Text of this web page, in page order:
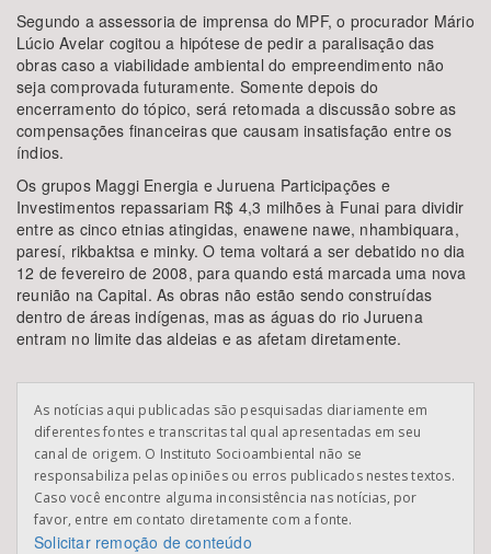
Segundo a assessoria de imprensa do MPF, o procurador Mário
Lúcio Avelar cogitou a hipótese de pedir a paralisação das
obras caso a viabilidade ambiental do empreendimento não
seja comprovada futuramente. Somente depois do
encerramento do tópico, será retomada a discussão sobre as
compensações financeiras que causam insatisfação entre os
índios.
Os grupos Maggi Energia e Juruena Participações e
Investimentos repassariam R$ 4,3 milhões à Funai para dividir
entre as cinco etnias atingidas, enawene nawe, nhambiquara,
paresí, rikbaktsa e minky. O tema voltará a ser debatido no dia
12 de fevereiro de 2008, para quando está marcada uma nova
reunião na Capital. As obras não estão sendo construídas
dentro de áreas indígenas, mas as águas do rio Juruena
entram no limite das aldeias e as afetam diretamente.
As notícias aqui publicadas são pesquisadas diariamente em
diferentes fontes e transcritas tal qual apresentadas em seu
canal de origem. O Instituto Socioambiental não se
responsabiliza pelas opiniões ou erros publicados nestes textos.
Caso você encontre alguma inconsistência nas notícias, por
favor, entre em contato diretamente com a fonte.
Solicitar remoção de conteúdo